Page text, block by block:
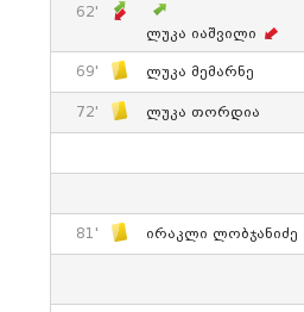
62'
Ლუკა Იაშვილი
69' Ლუკა Მემარნე
72' Ლუკა Თორდია
81' Ირაკლი Ლობჯანიძე